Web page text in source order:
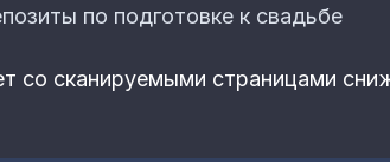
по подготовке к свадьбе
со сканируемыми страницами